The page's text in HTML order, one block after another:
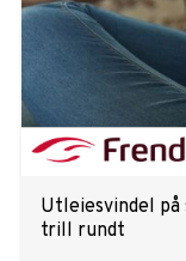
Utleiesvindel
trill rundt